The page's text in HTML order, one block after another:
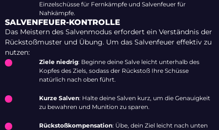
Einzelschüsse für Fernkämpfe und Salvenfeuer für
Nahkämpfe.
SALVENFEUER-KONTROLLE
Das Meistern des Salvenmodus erfordert ein Verständnis der
Rückstoßmuster und Übung. Um das Salvenfeuer effektiv zu
nutzen:
Ziele niedrig: Beginne deine Salve leicht unterhalb des
Kopfes des Ziels, sodass der Rückstoß Ihre Schüsse
natürlich nach oben führt.
Kurze Salven: Halte deine Salven kurz, um die Genauigkeit
zu bewahren und Munition zu sparen.
Rückstoßkompensation: Übe, dein Ziel leicht nach unten